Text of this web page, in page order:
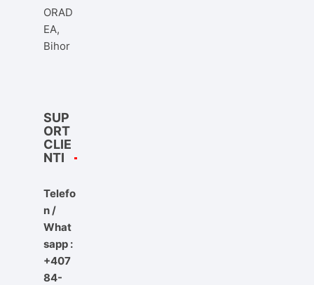
ORAD
EA,
Bihor
SUP
ORT
CLIE
NTI
Telefo
n /
What
sapp :
+407
84-